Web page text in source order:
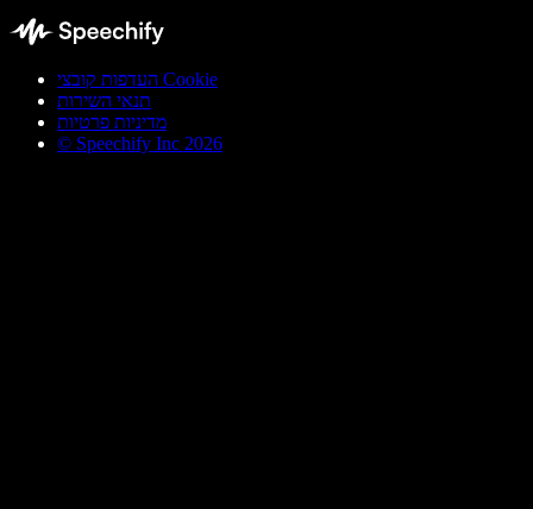
העדפות קובצי Cookie
תנאי השירות
מדיניות פרטיות
© Speechify Inc 2026